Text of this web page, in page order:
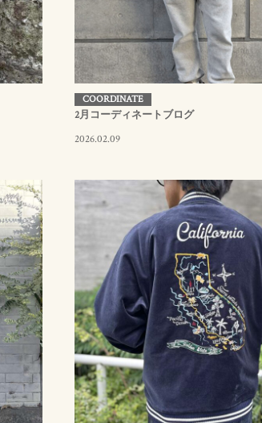
COORDINATE
2月コーディネートブログ
2026.02.09